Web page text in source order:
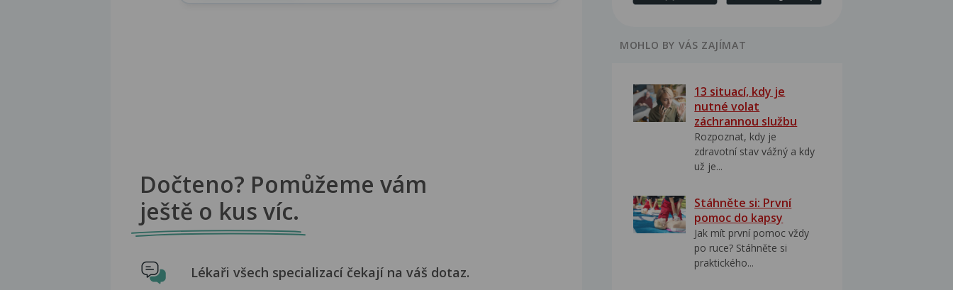
Dočteno? Pomůžeme vám
ještě o kus víc.
Lékaři všech specializací čekají na váš dotaz.
MOHLO BY VÁS ZAJÍMAT
13 situací, kdy je
nutné volat
záchrannou službu
Rozpoznat, kdy je
zdravotní stav vážný a kdy
už je...
Stáhněte si: První
pomoc do kapsy
Jak mít první pomoc vždy
po ruce? Stáhněte si
praktického...